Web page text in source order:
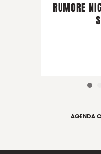
RUMORE
AGENDA